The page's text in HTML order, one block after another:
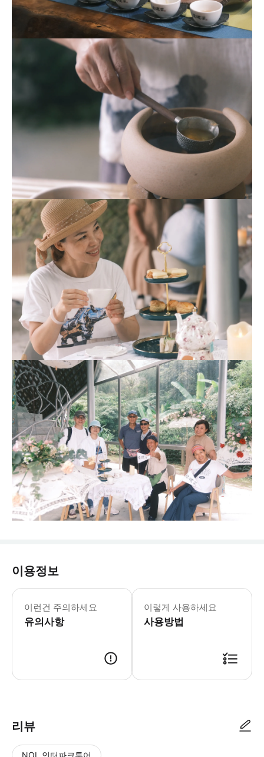
이용정보
이런건 주의하세요
유의사항
* 타이핑윈티 공공 안전 책임 보험의
이렇게 사용하세요
사용방법
리뷰
NOL 인터파크투어